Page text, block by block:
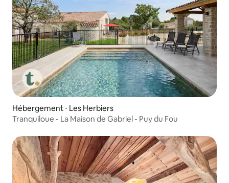
Hébergement ⋅ Les Herbiers
Tranquiloue - La Maison de Gabriel - Puy du Fou